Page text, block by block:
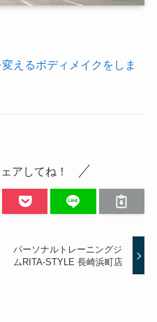
えるボディメイクをしま
アしてね！
パーソナルトレーニングジ
ムRITA-STYLE 長崎浜町店